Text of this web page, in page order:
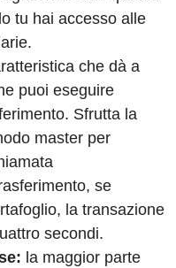
tu hai accesso alle
che dà a
puoi eseguire
Sfrutta la
master per
se
la transazione
secondi.
la maggior parte